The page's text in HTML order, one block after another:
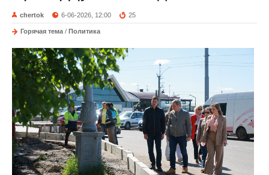
chertok 6-06-2026, 12:00 25
Горячая тема / Политика